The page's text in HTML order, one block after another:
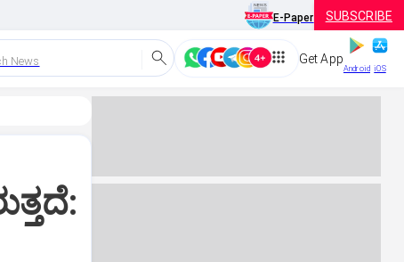
E-Paper SUBSCRIBE
News Get App
Android iOS